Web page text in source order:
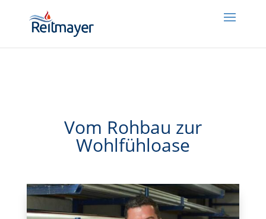
{try{if(null!=t&&t.data){let e=t.data;null!=e&&void 0!==e.redirect&&
(window.location=e.redirect)}}catch(t){}});
Vom Rohbau zur
Wohlfühloase